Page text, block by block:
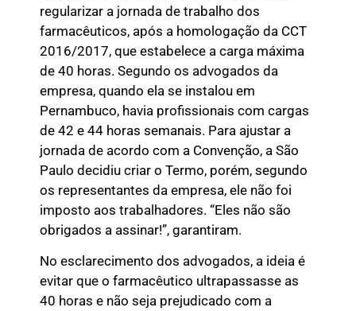
regularizar a jornada de trabalho dos
farmacêuticos, após a homologação da CCT
2016/2017, que estabelece a carga máxima
de 40 horas. Segundo os advogados da
empresa, quando ela se instalou em
Pernambuco, havia profissionais com cargas
de 42 e 44 horas semanais. Para ajustar a
jornada de acordo com a Convenção, a São
Paulo decidiu criar o Termo, porém, segundo
os representantes da empresa, ele não foi
imposto aos trabalhadores. “Eles não são
obrigados a assinar!”, garantiram.
No esclarecimento dos advogados, a ideia é
evitar que o farmacêutico ultrapassasse as
40 horas e não seja prejudicado com a